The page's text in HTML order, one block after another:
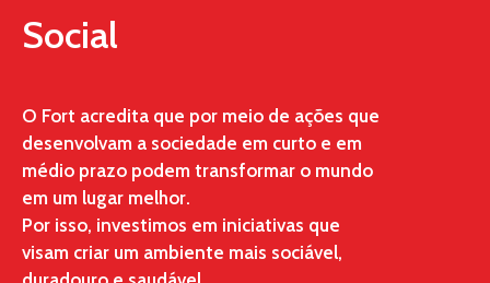
Social
O Fort acredita que por meio de ações que
desenvolvam a sociedade em curto e em
médio prazo podem transformar o mundo
em um lugar melhor.
Por isso, investimos em iniciativas que
visam criar um ambiente mais sociável,